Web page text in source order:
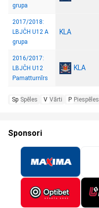
grupa
2017/2018:
LBJČH U12 A
grupa
KLA
2016/2017:
LBJČH U12
Pamatturnīrs
KLA
Sp Spēles V Vārti P Piespēles
Sponsori